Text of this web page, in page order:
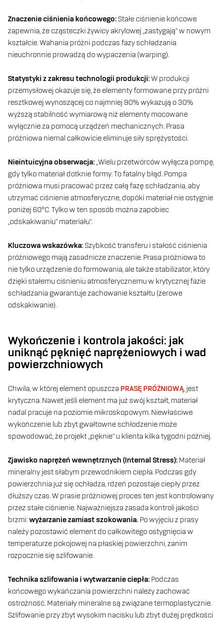
Znaczenie ciśnienia końcowego:Stałe ciśnienie końcowe
zapewnia, że cząsteczki żywicy akrylowej „zastygają” w nowym
kształcie. Wahania próżni podczas fazy schładzania
nieuchronnie prowadzą do wypaczenia (warping).
Statystyki z zakresu technologii produkcji:W produkcji
przemysłowej okazuje się, że elementy formowane przy próżni
resztkowej wynoszącej co najmniej 90% wykazują o 30%
wyższą stabilność wymiarową niż elementy mocowane
wyłącznie za pomocą urządzeń mechanicznych. Prasa
próżniowa niemal całkowicie eliminuje siły sprężystości.
Nieintuicyjna obserwacja:„Wielu przetwórców wyłącza pompę,
gdy tylko materiał dotknie formy. To fatalny błąd. Pompa
próżniowa musi pracować przez całą fazę schładzania, aby
utrzymać ciśnienie atmosferyczne, dopóki materiał nie ostygnie
poniżej 60°C. Tylko w ten sposób można zapobiec
„odskakiwaniu” materiału”.
Kluczowa wskazówka:Szybkość transferu i stałość ciśnienia
próżniowego mają zasadnicze znaczenie. Prasa próżniowa to
nie tylko urządzenie do formowania, ale także stabilizator, który
dzięki stałemu ciśnieniu atmosferycznemu w krytycznej fazie
schładzania gwarantuje zachowanie kształtu (zerowe
odskakiwanie).
Wykończenie i kontrola jakości: jak
uniknąć pęknięć naprężeniowych i wad
powierzchniowych
Chwila, w której element opuszcza PRASĘ PRÓŻNIOWĄ, jest
krytyczna. Nawet jeśli element ma już swój kształt, materiał
nadal pracuje na poziomie mikroskopowym. Niewłaściwe
wykończenie lub zbyt gwałtowne schłodzenie może
spowodować, że projekt „pęknie” u klienta kilka tygodni później.
Zjawisko naprężeń wewnętrznych (Internal Stress): Materiał
mineralny jest słabym przewodnikiem ciepła. Podczas gdy
powierzchnia już się ochładza, rdzeń pozostaje ciepły przez
dłuższy czas. W prasie próżniowej proces ten jest kontrolowany
przez stałe ciśnienie. Najważniejsza zasada kontroli jakości
brzmi: wyżarzanie zamiast szokowania. Po wyjęciu z prasy
należy pozostawić element do całkowitego ostygnięcia w
temperaturze pokojowej na płaskiej powierzchni, zanim
rozpocznie się szlifowanie.
Technika szlifowania i wytwarzanie ciepła: Podczas
końcowego wykańczania powierzchni należy zachować
ostrożność. Materiały mineralne są związane termoplastycznie.
Szlifowanie przy zbyt wysokim nacisku lub zbyt dużej prędkości